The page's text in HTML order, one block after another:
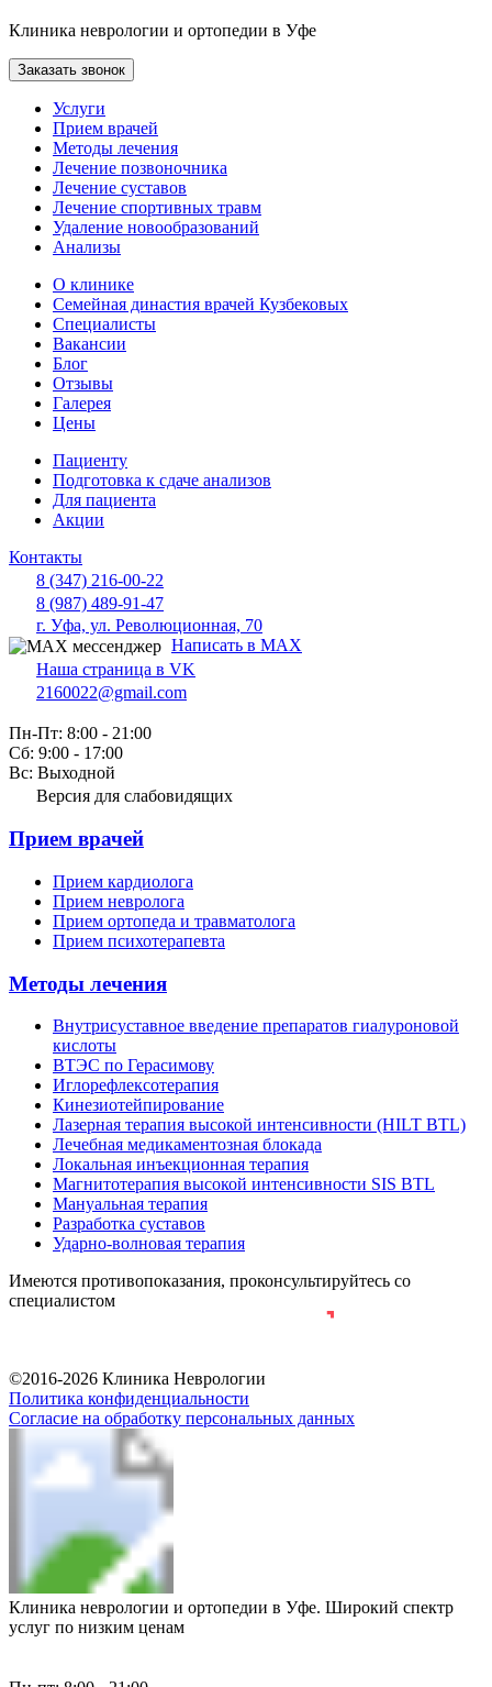
Клиника неврологии и ортопедии в Уфе
Заказать звонок
Услуги
Прием врачей
Методы лечения
Лечение позвоночника
Лечение суставов
Лечение спортивных травм
Удаление новообразований
Анализы
О клинике
Семейная династия врачей Кузбековых
Специалисты
Вакансии
Блог
Отзывы
Галерея
Цены
Пациенту
Подготовка к сдаче анализов
Для пациента
Акции
Контакты
8 (347) 216-00-22
8 (987) 489-91-47
г. Уфа, ул. Революционная, 70
Написать в MAX
Наша страница в VK
2160022@gmail.com
Пн-Пт: 8:00 - 21:00
Сб: 9:00 - 17:00
Вс: Выходной
Версия для слабовидящих
Прием врачей
Прием кардиолога
Прием невролога
Прием ортопеда и травматолога
Прием психотерапевта
Методы лечения
Внутрисуставное введение препаратов гиалуроновой
кислоты
ВТЭС по Герасимову
Иглорефлексотерапия
Кинезиотейпирование
Лазерная терапия высокой интенсивности (HILT BTL)
Лечебная медикаментозная блокада
Локальная инъекционная терапия
Магнитотерапия высокой интенсивности SIS BTL
Мануальная терапия
Разработка суставов
Ударно-волновая терапия
Имеются противопоказания, проконсультируйтесь со
специалистом
©2016-2026 Клиника Неврологии
Политика конфиденциальности
Согласие на обработку персональных данных
Клиника неврологии и ортопедии в Уфе. Широкий спектр
услуг по низким ценам